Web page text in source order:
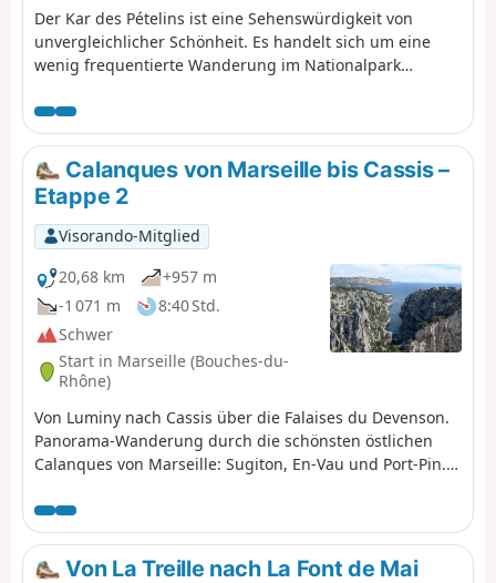
Der Kar des Pételins ist eine Sehenswürdigkeit von
unvergleichlicher Schönheit. Es handelt sich um eine
wenig frequentierte Wanderung im Nationalpark
anspruchsvolle Wanderung, die trittsicher sein, eine
gute körperliche Verfassung und an einigen Stellen, an
denen der Weg weniger leicht zu finden ist, den
sicheren Umgang mit einem GPS erfordert. Diese
Wanderung ist keine Rundwanderung, sondern wird mit
Hilfe eines Shuttle-Services zwischen dem Parkplatz von
Logisson und dem Parkplatz am Col de la Gineste
durchgeführt. Achtung: Sie wandern in einem
Nationalpark, halten Sie sich an die Regeln und
verlassen Sie die Wege nicht. Informieren Sie sich vor
dem Aufbruch über die Vorschriften dieses
Nationalparks: Vorschriften des Nationalparks Calanques
Calanques von Marseille bis Cassis –
Etappe 2
Visorando-Mitglied
20,68 km
+957 m
-1 071 m
8:40 Std.
Schwer
Start in Marseille (Bouches-du-
Rhône)
Von Luminy nach Cassis über die Falaises du Devenson.
Panorama-Wanderung durch die schönsten östlichen
Calanques von Marseille: Sugiton, En-Vau und Port-Pin.
besonderen Vorschriften unterliegt. Bei Nichtbeachtung
dieser Vorschriften droht Ihnen eine Geldstrafe von bis
zu 1500 €.
Von La Treille nach La Font de Mai